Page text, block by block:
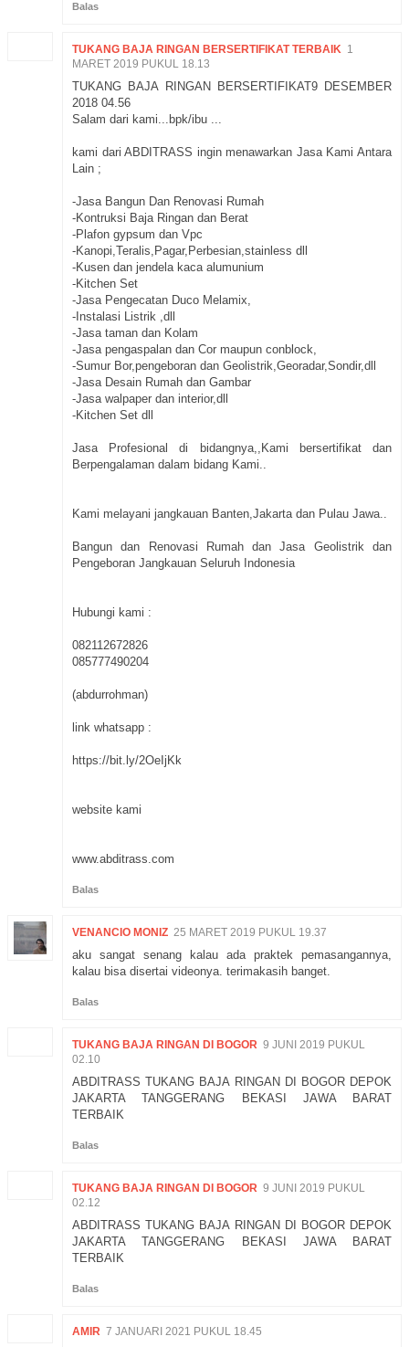
Balas
TUKANG BAJA RINGAN BERSERTIFIKAT TERBAIK 1
MARET 2019 PUKUL 18.13
TUKANG BAJA RINGAN BERSERTIFIKAT9 DESEMBER
2018 04.56
Salam dari kami...bpk/ibu ...
kami dari ABDITRASS ingin menawarkan Jasa Kami Antara
Lain ;
-Jasa Bangun Dan Renovasi Rumah
-Kontruksi Baja Ringan dan Berat
-Plafon gypsum dan Vpc
-Kanopi,Teralis,Pagar,Perbesian,stainless dll
-Kusen dan jendela kaca alumunium
-Kitchen Set
-Jasa Pengecatan Duco Melamix,
-Instalasi Listrik ,dll
-Jasa taman dan Kolam
-Jasa pengaspalan dan Cor maupun conblock,
-Sumur Bor,pengeboran dan Geolistrik,Georadar,Sondir,dll
-Jasa Desain Rumah dan Gambar
-Jasa walpaper dan interior,dll
-Kitchen Set dll
Jasa Profesional di bidangnya,,Kami bersertifikat dan
Berpengalaman dalam bidang Kami..
Kami melayani jangkauan Banten,Jakarta dan Pulau Jawa..
Bangun dan Renovasi Rumah dan Jasa Geolistrik dan
Pengeboran Jangkauan Seluruh Indonesia
Hubungi kami :
082112672826
085777490204
(abdurrohman)
link whatsapp :
https://bit.ly/2OeIjKk
website kami
www.abditrass.com
Balas
VENANCIO MONIZ 25 MARET 2019 PUKUL 19.37
aku sangat senang kalau ada praktek pemasangannya,
kalau bisa disertai videonya. terimakasih banget.
Balas
TUKANG BAJA RINGAN DI BOGOR 9 JUNI 2019 PUKUL
02.10
ABDITRASS TUKANG BAJA RINGAN DI BOGOR DEPOK
JAKARTA TANGGERANG BEKASI JAWA BARAT
TERBAIK
Balas
TUKANG BAJA RINGAN DI BOGOR 9 JUNI 2019 PUKUL
02.12
ABDITRASS TUKANG BAJA RINGAN DI BOGOR DEPOK
JAKARTA TANGGERANG BEKASI JAWA BARAT
TERBAIK
Balas
AMIR 7 JANUARI 2021 PUKUL 18.45